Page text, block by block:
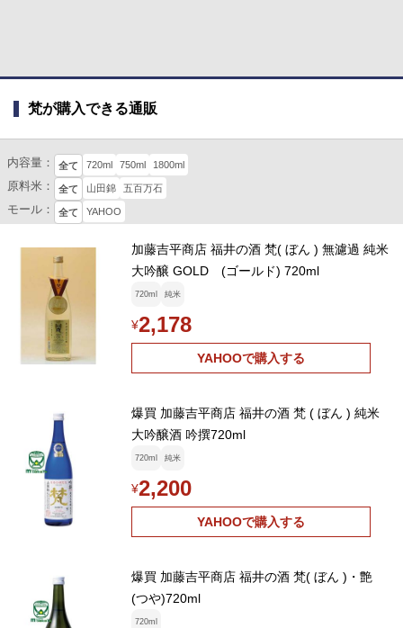
梵が購入できる通販
内容量： 全て 720ml 750ml 1800ml
原料米： 全て 山田錦 五百万石
モール： 全て YAHOO
加藤吉平商店 福井の酒 梵( ぼん ) 無濾過 純米
大吟醸 GOLD (ゴールド) 720ml
720ml 純米
¥2,178
YAHOOで購入する
爆買 加藤吉平商店 福井の酒 梵 ( ぼん ) 純米
大吟醸酒 吟撰720ml
720ml 純米
¥2,200
YAHOOで購入する
爆買 加藤吉平商店 福井の酒 梵( ぼん )・艶
(つや)720ml
720ml